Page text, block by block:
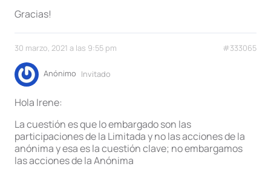
Gracias!
30 marzo, 2021 a las 9:55 pm #333065
Anónimo Invitado
Hola Irene:
La cuestión es que lo embargado son las
participaciones de la Limitada y no las acciones de la
anónima y esa es la cuestión clave; no embargamos
las acciones de la Anónima